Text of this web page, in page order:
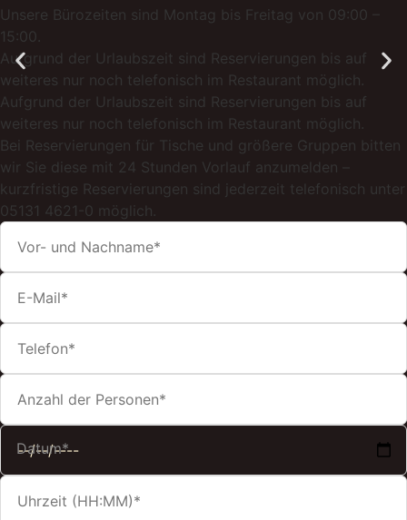
Unsere Bürozeiten sind Montag bis Freitag von 09:00 –
15:00.
Aufgrund der Urlaubszeit sind Reservierungen bis auf
weiteres nur noch telefonisch im Restaurant möglich.
Aufgrund der Urlaubszeit sind Reservierungen bis auf
weiteres nur noch telefonisch im Restaurant möglich.
Bei Reservierungen für Tische und größere Gruppen bitten
wir Sie diese mit 24 Stunden Vorlauf anzumelden –
kurzfristige Reservierungen sind jederzeit telefonisch unter
05131 4621-0 möglich.
Datum*